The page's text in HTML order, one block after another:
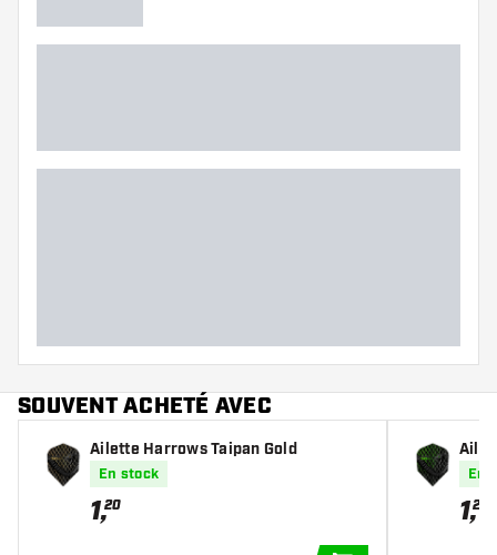
SOUVENT ACHETÉ AVEC
Ailette Harrows Taipan Gold
En stock
1,20
En
1,20